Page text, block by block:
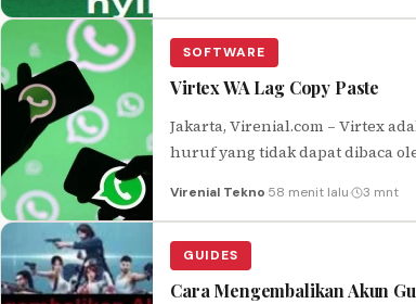
SOFTWARE
Virtex WA Lag Copy Paste
Jakarta, Virenial.com – Virtex
huruf yang tidak dapat dibaca
Virenial Tekno·58 menit lalu· 3 mnt
GUIDES
Cara Mengembalikan Akun